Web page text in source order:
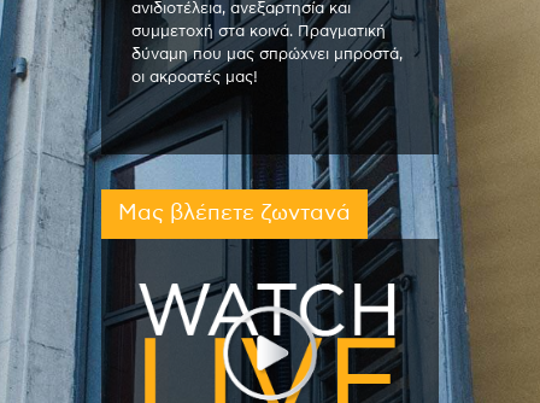
ανιδιοτέλεια, ανεξαρτησία και
συμμετοχή στα κοινά. Πραγματική
δύναμη που μας σπρώχνει μπροστά,
οι ακροατές μας!
Μας βλέπετε ζωντανά